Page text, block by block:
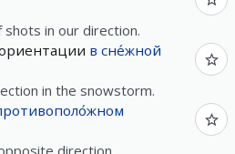
in our direction.
в сне́жной
in the snowstorm.
direction.